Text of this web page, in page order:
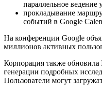
параллельное ведение
прокладывание
событий в Google
На конференции Google
миллионов активных
Корпорация также
генерации подробных
Пользователи могут